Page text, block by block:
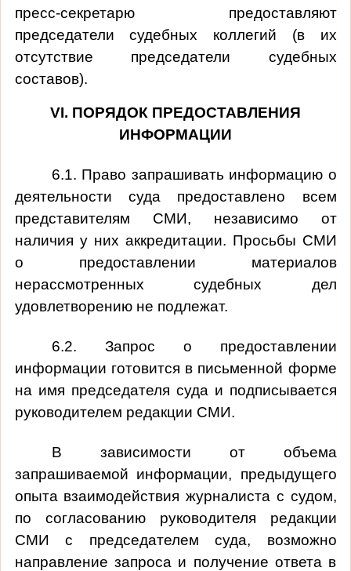
пресс-секретарю предоставляют
председатели судебных коллегий (в их
отсутствие председатели судебных
составов).
VI. ПОРЯДОК ПРЕДОСТАВЛЕНИЯ
ИНФОРМАЦИИ
6.1. Право запрашивать информацию о
деятельности суда предоставлено всем
представителям СМИ, независимо от
наличия у них аккредитации. Просьбы СМИ
о предоставлении материалов
нерассмотренных судебных дел
удовлетворению не подлежат.
6.2. Запрос о предоставлении
информации готовится в письменной форме
на имя председателя суда и подписывается
руководителем редакции СМИ.
В зависимости от объема
запрашиваемой информации, предыдущего
опыта взаимодействия журналиста с судом,
по согласованию руководителя редакции
СМИ с председателем суда, возможно
направление запроса и получение ответа в